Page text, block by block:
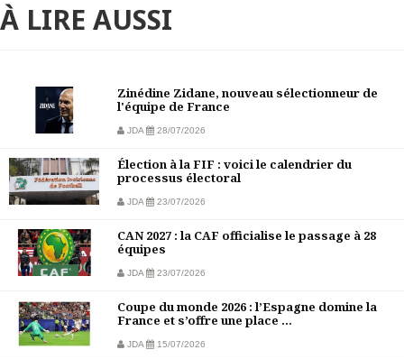
À LIRE AUSSI
Zinédine Zidane, nouveau sélectionneur de
l'équipe de France
JDA 28/07/2026
Élection à la FIF : voici le calendrier du
processus électoral
JDA 23/07/2026
CAN 2027 : la CAF officialise le passage à 28
équipes
JDA 23/07/2026
Coupe du monde 2026 : l’Espagne domine la
France et s’offre une place ...
JDA 15/07/2026